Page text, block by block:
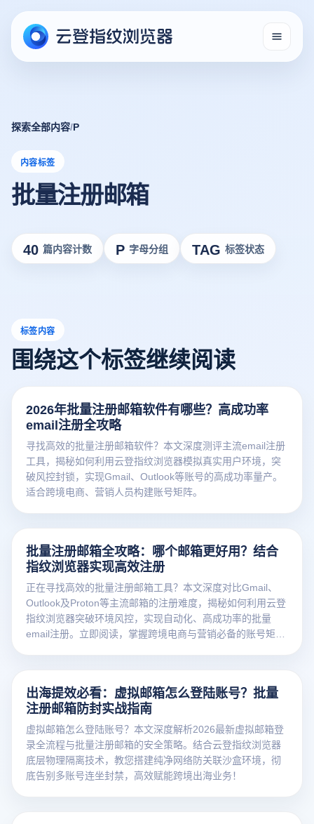
探索全部内容/P
内容标签
批量注册邮箱
40 篇内容计数 P 字母分组 TAG 标签状态
标签内容
围绕这个标签继续阅读
2026年批量注册邮箱软件有哪些？高成功率
email注册全攻略
寻找高效的批量注册邮箱软件？本文深度测评主流email注册
工具，揭秘如何利用云登指纹浏览器模拟真实用户环境，突
破风控封锁，实现Gmail、Outlook等账号的高成功率量产。
适合跨境电商、营销人员构建账号矩阵。
批量注册邮箱全攻略：哪个邮箱更好用？结合
指纹浏览器实现高效注册
正在寻找高效的批量注册邮箱工具？本文深度对比Gmail、
Outlook及Proton等主流邮箱的注册难度，揭秘如何利用云登
指纹浏览器突破环境风控，实现自动化、高成功率的批量
email注册。立即阅读，掌握跨境电商与营销必备的账号矩阵
出海提效必看：虚拟邮箱怎么登陆账号？批量
注册邮箱防封实战指南
虚拟邮箱怎么登陆账号？本文深度解析2026最新虚拟邮箱登
录全流程与批量注册邮箱的安全策略。结合云登指纹浏览器
底层物理隔离技术，教您搭建纯净网络防关联沙盒环境，彻
底告别多账号连坐封禁，高效赋能跨境出海业务！